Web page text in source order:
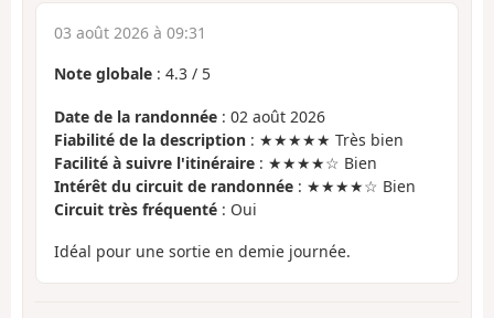
03 août 2026 à 09:31
Note globale : 4.3 / 5
Date de la randonnée : 02 août 2026
Fiabilité de la description : ★★★★★ Très bien
Facilité à suivre l'itinéraire : ★★★★☆ Bien
Intérêt du circuit de randonnée : ★★★★☆ Bien
Circuit très fréquenté : Oui
Idéal pour une sortie en demie journée.